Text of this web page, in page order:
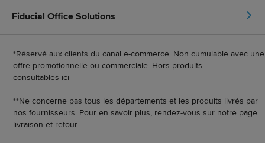
Fiducial Office Solutions
*Réservé aux clients du canal e-commerce. Non cumulable avec une
offre promotionnelle ou commerciale. Hors produits
consultables ici
**Ne concerne pas tous les départements et les produits livrés par
nos fournisseurs. Pour en savoir plus, rendez-vous sur notre page
livraison et retour